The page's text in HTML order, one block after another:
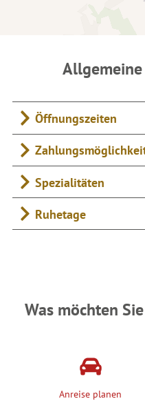
Öffnungszeiten
Spezialitäten
Ruhetage
Was möchten
Anreise planen